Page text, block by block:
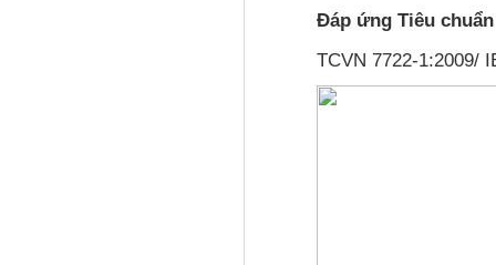
Đáp ứng Tiêu
TCVN 7722-1:2009/